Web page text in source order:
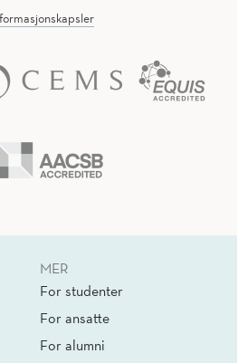
MER
For studenter
For ansatte
For alumni